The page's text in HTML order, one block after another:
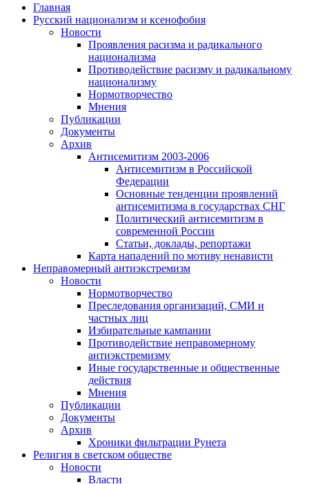
Главная
Русский национализм и ксенофобия
Новости
Проявления расизма и радикального
национализма
Противодействие расизму и радикальному
национализму
Нормотворчество
Мнения
Публикации
Документы
Архив
Антисемитизм 2003-2006
Антисемитизм в Российской
Федерации
Основные тенденции проявлений
антисемитизма в государствах СНГ
Политический антисемитизм в
современной России
Статьи, доклады, репортажи
Карта нападений по мотиву ненависти
Неправомерный антиэкстремизм
Новости
Нормотворчество
Преследования организаций, СМИ и
частных лиц
Избирательные кампании
Противодействие неправомерному
антиэкстремизму
Иные государственные и общественные
действия
Мнения
Публикации
Документы
Архив
Хроники фильтрации Рунета
Религия в светском обществе
Новости
Власти